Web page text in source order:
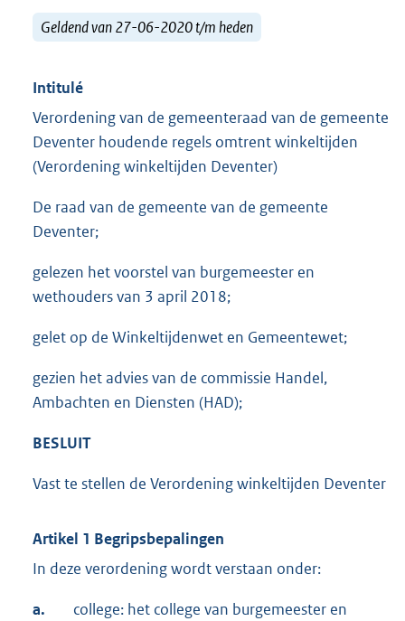
Geldend van 27-06-2020 t/m heden
Intitulé
Verordening van de gemeenteraad van de gemeente
Deventer houdende regels omtrent winkeltijden
(Verordening winkeltijden Deventer)
De raad van de gemeente van de gemeente
Deventer;
gelezen het voorstel van burgemeester en
wethouders van 3 april 2018;
gelet op de Winkeltijdenwet en Gemeentewet;
gezien het advies van de commissie Handel,
Ambachten en Diensten (HAD);
BESLUIT
Vast te stellen de Verordening winkeltijden Deventer
Artikel 1 Begripsbepalingen
In deze verordening wordt verstaan onder:
a.
college: het college van burgemeester en